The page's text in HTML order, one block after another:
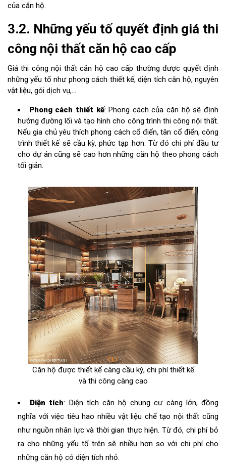
của căn hộ.
3.2. Những yếu tố quyết định giá thi
công nội thất căn hộ cao cấp
Giá thi công nội thất căn hộ cao cấp thường được quyết định
những yếu tố như phong cách thiết kế, diện tích căn hộ, nguyên
vật liệu, gói dịch vụ,...
Phong cách thiết kế: Phong cách của căn hộ sẽ định
hướng đường lối và tạo hình cho công trình thi công nội thất.
Nếu gia chủ yêu thích phong cách cổ điển, tân cổ điển, công
trình thiết kế sẽ cầu kỳ, phức tạp hơn. Từ đó chi phí đầu tư
cho dự án cũng sẽ cao hơn những căn hộ theo phong cách
tối giản.
Căn hộ được thiết kế càng cầu kỳ, chi phí thiết kế
và thi công càng cao
Diện tích: Diện tích căn hộ chung cư càng lớn, đồng
nghĩa với việc tiêu hao nhiều vật liệu chế tạo nội thất cũng
như nguồn nhân lực và thời gian thực hiện. Từ đó, chi phí bỏ
ra cho những yếu tố trên sẽ nhiều hơn so với chi phí cho
những căn hộ có diện tích nhỏ.